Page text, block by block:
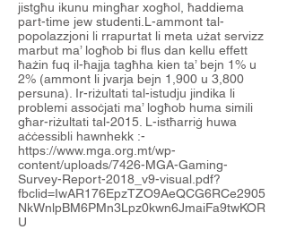
jistgħu ikunu mingħar xogħol, ħaddiema
part-time jew studenti.L-ammont tal-
popolazzjoni li rrapurtat li meta użat servizz
marbut ma’ logħob bi flus dan kellu effett
ħażin fuq il-ħajja tagħha kien ta’ bejn 1% u
2% (ammont li jvarja bejn 1,900 u 3,800
persuna). Ir-riżultati tal-istudju jindika li
problemi assoċjati ma’ logħob huma simili
għar-riżultati tal-2015. L-istħarriġ huwa
aċċessibli hawnhekk :-
https://www.mga.org.mt/wp-
content/uploads/7426-MGA-Gaming-
Survey-Report-2018_v9-visual.pdf?
fbclid=IwAR176EpzTZO9AeQCG6RCe2905
NkWnlpBM6PMn3Lpz0kwn6JmaiFa9twKOR
U